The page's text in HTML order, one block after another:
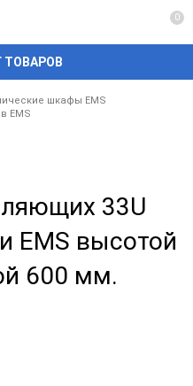
ТОВАРОВ
0
шкафы EMS
EMS
33U
EMS высотой
600 мм.